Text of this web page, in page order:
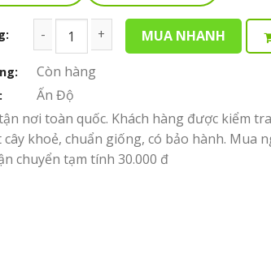
Số lượng MUA NHANH
Còn hàng
Ấn Độ
nơi toàn quốc. Khách hàng được kiểm
cây khoẻ, chuẩn giống, có bảo hành. Mua
chuyển tạm tính 30.000 đ